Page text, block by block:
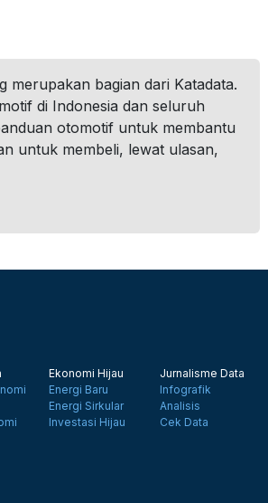
merupakan bagian dari Katadata.
di Indonesia dan seluruh
otomotif untuk membantu
untuk membeli, lewat ulasan,
Ekonomi Hijau
Energi Baru
Energi Sirkular
Investasi Hijau
Jurnalisme Data
Infografik
Analisis
Cek Data